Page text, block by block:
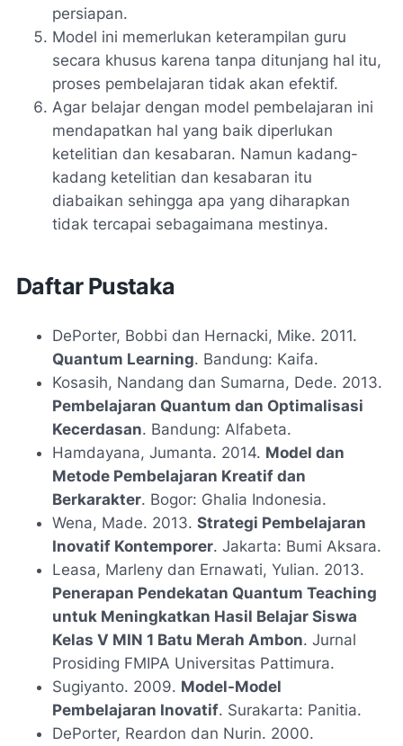
persiapan.
Model ini memerlukan keterampilan guru
secara khusus karena tanpa ditunjang hal itu,
proses pembelajaran tidak akan efektif.
Agar belajar dengan model pembelajaran ini
mendapatkan hal yang baik diperlukan
ketelitian dan kesabaran. Namun kadang-
kadang ketelitian dan kesabaran itu
diabaikan sehingga apa yang diharapkan
tidak tercapai sebagaimana mestinya.
Daftar Pustaka
DePorter, Bobbi dan Hernacki, Mike. 2011.
Quantum Learning. Bandung: Kaifa.
Kosasih, Nandang dan Sumarna, Dede. 2013.
Pembelajaran Quantum dan Optimalisasi
Kecerdasan. Bandung: Alfabeta.
Hamdayana, Jumanta. 2014. Model dan
Metode Pembelajaran Kreatif dan
Berkarakter. Bogor: Ghalia Indonesia.
Wena, Made. 2013. Strategi Pembelajaran
Inovatif Kontemporer. Jakarta: Bumi Aksara.
Leasa, Marleny dan Ernawati, Yulian. 2013.
Penerapan Pendekatan Quantum Teaching
untuk Meningkatkan Hasil Belajar Siswa
Kelas V MIN 1 Batu Merah Ambon. Jurnal
Prosiding FMIPA Universitas Pattimura.
Sugiyanto. 2009. Model-Model
Pembelajaran Inovatif. Surakarta: Panitia.
DePorter, Reardon dan Nurin. 2000.